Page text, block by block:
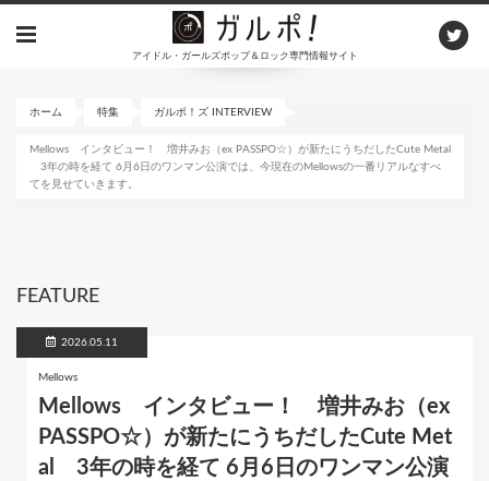
アイドル・ガールズポップ＆ロック専門情報サイト
ホーム 特集 ガルポ！ズ INTERVIEW
Mellows インタビュー！ 増井みお（ex PASSPO☆）が新たにうちだしたCute Metal
3年の時を経て 6月6日のワンマン公演では、今現在のMellowsの一番リアルなすべ
てを見せていきます。
FEATURE
2026.05.11
Mellows
Mellows インタビュー！ 増井みお（ex
PASSPO☆）が新たにうちだしたCute Met
al 3年の時を経て 6月6日のワンマン公演